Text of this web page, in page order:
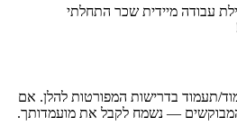
עבודה מיידית שכר התחלתי
תעמוד בדרישות המפורטות להלן. אם
המבוקשים — נשמח לקבל את מועמדותך.